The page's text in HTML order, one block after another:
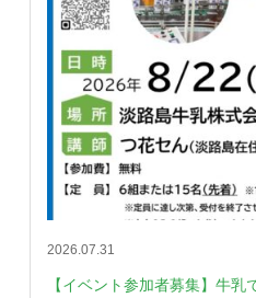
2026.07.31
【イベント参加者募集】牛